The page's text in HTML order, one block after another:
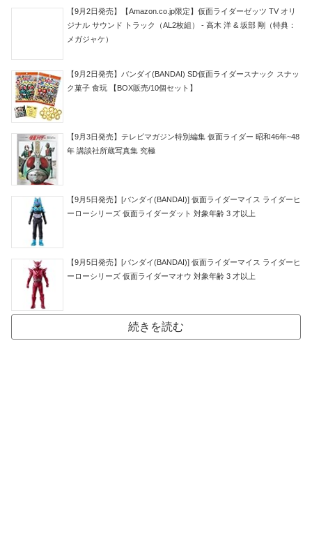
【9月2日発売】【Amazon.co.jp限定】仮面ライダーゼッツ TV オリ
ジナル サウンド トラック（AL2枚組） - 高木 洋 & 坂部 剛（特典：
メガジャケ）
【9月2日発売】バンダイ(BANDAI) SD仮面ライダースナック スナッ
ク菓子 食玩 【BOX販売/10個セット】
【9月3日発売】テレビマガジン特別編集 仮面ライダー 昭和46年~48
年 講談社所蔵写真集 究極
【9月5日発売】[バンダイ(BANDAI)] 仮面ライダーマイス ライダーヒ
ーローシリーズ 仮面ライダーダット 対象年齢 3 才以上
【9月5日発売】[バンダイ(BANDAI)] 仮面ライダーマイス ライダーヒ
ーローシリーズ 仮面ライダーマオウ 対象年齢 3 才以上
続きを読む